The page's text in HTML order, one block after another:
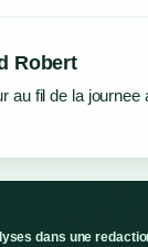
Robert
au fil de la
dans une